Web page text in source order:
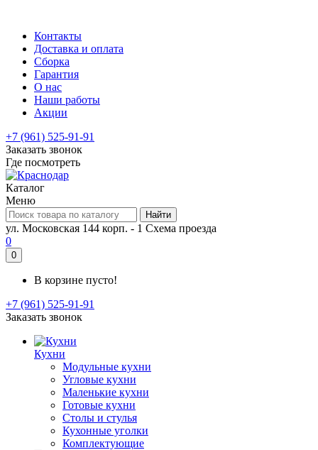
Контакты
Доставка и оплата
Сборка
Гарантия
О нас
Наши работы
Акции
+7 (961) 525-91-91
Заказать звонок
Где посмотреть
Каталог
Меню
Найти
ул. Московская 144 корп. - 1 Схема проезда
0
0
В корзине пусто!
+7 (961) 525-91-91
Заказать звонок
Кухни
Модульные кухни
Угловые кухни
Маленькие кухни
Готовые кухни
Столы и стулья
Кухонные уголки
Комплектующие